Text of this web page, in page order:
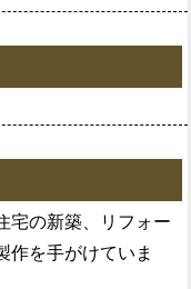
宅の新築、リフォー
作を手がけていま